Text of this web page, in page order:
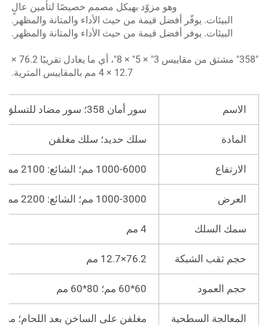
وهو مزوّد بهيكل مصمم خصيصًا لتأمين عالٍ
البيئات. يوفّر أفضل قيمة من حيث الأداء والمتانة والمظهر.
البيئات. يوفر أفضل قيمة من حيث الأداء والمتانة والمظهر.
"358" مشتق من مقاييس 3" × 5" × 8"، أي ما يعادل تقريبًا 76.2 ×
12.7 × 4 مم بالمقاييس المترية.
الاسم سور أمان 358؛ سور مضاد للتسلق
المادة سلك حديد؛ سلك مغلفن
الارتفاع 1000-6000 مم؛ الشائع: 2100 مم، 2400 مم، 3000 مم
العرض 1000-3000 مم؛ الشائع: 2200 مم، 2500 مم
سمك السلك
حجم ثقب الشبكة 76.2×12.7 مم
حجم العمود
المعالجة السطحية مغلفن على الساخن بعد اللحام؛